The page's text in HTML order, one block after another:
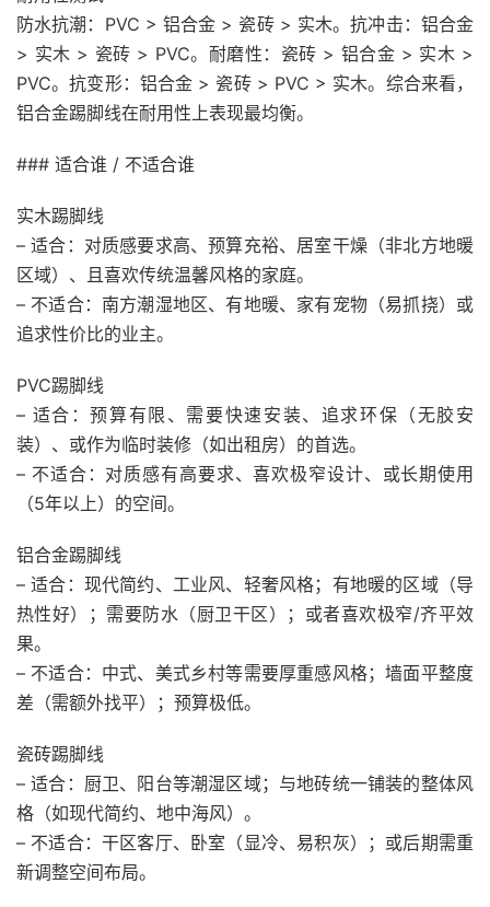
防水抗潮：PVC > 铝合金 > 瓷砖 > 实木。抗冲击：铝合金
> 实木 > 瓷砖 > PVC。耐磨性：瓷砖 > 铝合金 > 实木 >
PVC。抗变形：铝合金 > 瓷砖 > PVC > 实木。综合来看，
铝合金踢脚线在耐用性上表现最均衡。
### 适合谁 / 不适合谁
实木踢脚线
– 适合：对质感要求高、预算充裕、居室干燥（非北方地暖
区域）、且喜欢传统温馨风格的家庭。
– 不适合：南方潮湿地区、有地暖、家有宠物（易抓挠）或
追求性价比的业主。
PVC踢脚线
– 适合：预算有限、需要快速安装、追求环保（无胶安
装）、或作为临时装修（如出租房）的首选。
– 不适合：对质感有高要求、喜欢极窄设计、或长期使用
（5年以上）的空间。
铝合金踢脚线
– 适合：现代简约、工业风、轻奢风格；有地暖的区域（导
热性好）；需要防水（厨卫干区）；或者喜欢极窄/齐平效
果。
– 不适合：中式、美式乡村等需要厚重感风格；墙面平整度
差（需额外找平）；预算极低。
瓷砖踢脚线
– 适合：厨卫、阳台等潮湿区域；与地砖统一铺装的整体风
格（如现代简约、地中海风）。
– 不适合：干区客厅、卧室（显冷、易积灰）；或后期需重
新调整空间布局。